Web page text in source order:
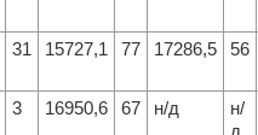
31 15727,1 77 17286,5 56
3 16950,6 67 н/д
н/